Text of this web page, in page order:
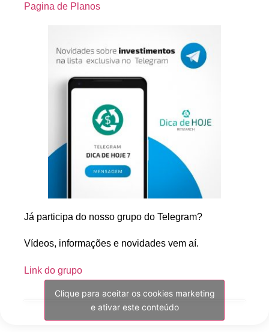
Pagina de Planos
Já participa do nosso grupo do Telegram?
Vídeos, informações e novidades vem aí.
Link do grupo
Clique para aceitar os cookies marketing
e ativar este conteúdo